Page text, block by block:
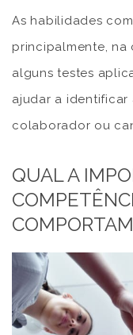
As habilidades
principalmente, na
alguns testes
ajudar a
colaborador ou
QUAL A